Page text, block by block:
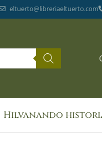
eltuerto@libreriaeltuerto.com
Hilvanando